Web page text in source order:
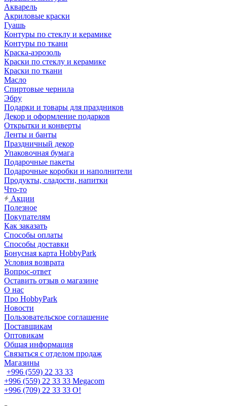
Акварель
Акриловые краски
Гуашь
Контуры по стеклу и керамике
Контуры по ткани
Краска-аэрозоль
Краски по стеклу и керамике
Краски по ткани
Масло
Спиртовые чернила
Эбру
Подарки и товары для праздников
Декор и оформление подарков
Открытки и конверты
Ленты и банты
Праздничный декор
Упаковочная бумага
Подарочные пакеты
Подарочные коробки и наполнители
Продукты, сладости, напитки
Что-то
Акции
Полезное
Покупателям
Как заказать
Способы оплаты
Способы доставки
Бонусная карта HobbyPark
Условия возврата
Вопрос-ответ
Оставить отзыв о магазине
О нас
Про HobbyPark
Новости
Пользовательское соглашение
Поставщикам
Оптовикам
Общая информация
Связаться с отделом продаж
Магазины
+996 (559) 22 33 33
+996 (559) 22 33 33 Megacom
+996 (709) 22 33 33 O!